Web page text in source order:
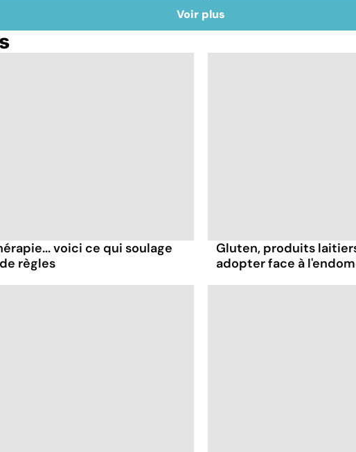
Voir plus
voici ce qui soulage
règles
Gluten, produits
adopter face à